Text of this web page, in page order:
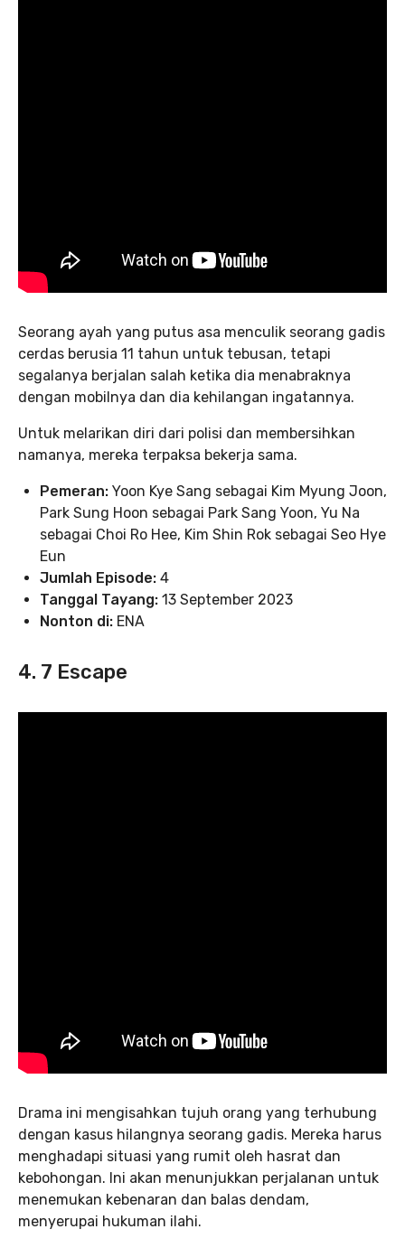
Seorang ayah yang putus asa menculik seorang gadis
cerdas berusia 11 tahun untuk tebusan, tetapi
segalanya berjalan salah ketika dia menabraknya
dengan mobilnya dan dia kehilangan ingatannya.
Untuk melarikan diri dari polisi dan membersihkan
namanya, mereka terpaksa bekerja sama.
Pemeran: Yoon Kye Sang sebagai Kim Myung Joon,
Park Sung Hoon sebagai Park Sang Yoon, Yu Na
sebagai Choi Ro Hee, Kim Shin Rok sebagai Seo Hye
Eun
Jumlah Episode: 4
Tanggal Tayang: 13 September 2023
Nonton di: ENA
4. 7 Escape
Drama ini mengisahkan tujuh orang yang terhubung
dengan kasus hilangnya seorang gadis. Mereka harus
menghadapi situasi yang rumit oleh hasrat dan
kebohongan. Ini akan menunjukkan perjalanan untuk
menemukan kebenaran dan balas dendam,
menyerupai hukuman ilahi.